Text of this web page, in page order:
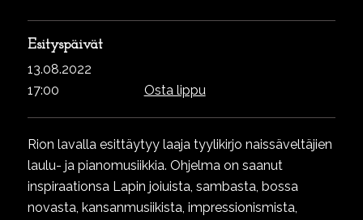
Esityspäivät
13.08.2022
17:00
Osta lippu
Rion lavalla esittäytyy laaja tyylikirjo naissäveltäjien
laulu- ja pianomusiikkia. Ohjelma on saanut
inspiraationsa Lapin joiuista, sambasta, bossa
novasta, kansanmusiikista, impressionismista,